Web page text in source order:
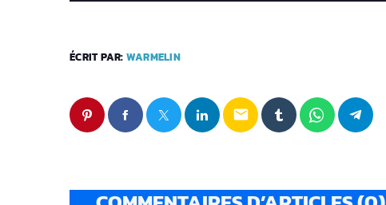
ÉCRIT PAR: WARMELIN
email